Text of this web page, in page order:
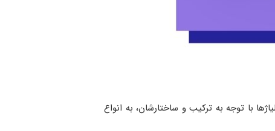
با توجه به ترکیب و ساختارشان، به انواع